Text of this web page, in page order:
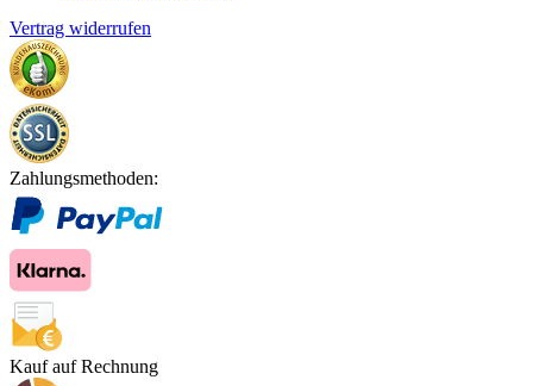
Vertrag widerrufen
Zahlungsmethoden:
Kauf auf Rechnung